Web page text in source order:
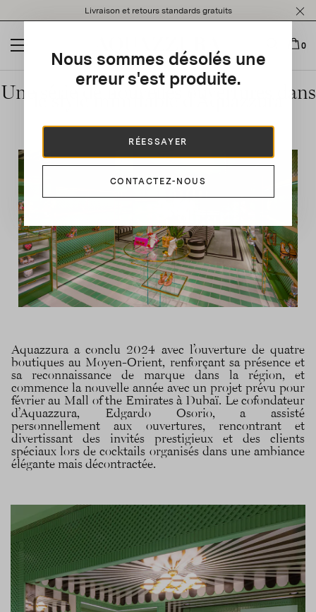
note:
website
an
accessibility
system.
Livraison et retours standards gratuits
0
Nous sommes désolés une
erreur s'est produite.
RÉESSAYER
CONTACTEZ-NOUS
Une série de nouvelles ouvertures dans
Aquazzura a conclu 2024 avec l’ouverture de quatre
boutiques au Moyen-Orient, renforçant sa présence et
sa reconnaissance de marque dans la région, et
commence la nouvelle année avec un projet prévu pour
février au Mall of the Emirates à Dubaï. Le cofondateur
d’Aquazzura, Edgardo Osorio, a assisté
personnellement aux ouvertures, rencontrant et
divertissant des invités prestigieux et des clients
spéciaux lors de cocktails organisés dans une ambiance
élégante mais décontractée.